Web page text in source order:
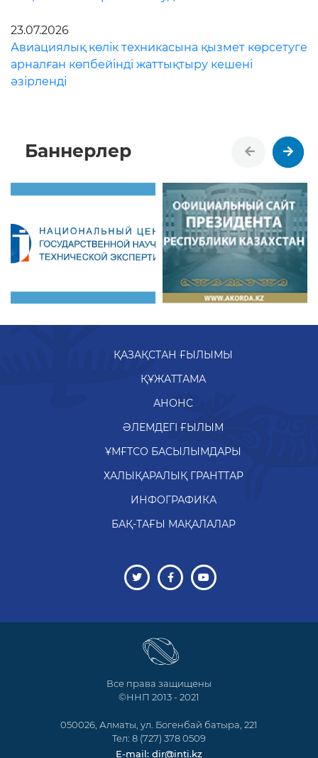
23.07.2026
Авиациялық көлік техникасына қызмет көрсетуге
арналған көпбейінді жаттықтыру кешені
әзірленді
Баннерлер
ҚАЗАҚСТАН ҒЫЛЫМЫ
ҚҰЖАТТАМА
АНОНС
ӘЛЕМДЕГІ ҒЫЛЫМ
ҰМҒТСО БАСЫЛЫМДАРЫ
ХАЛЫҚАРАЛЫҚ ГРАНТТАР
ИНФОГРАФИКА
БАҚ-ТАҒЫ МАҚАЛАЛАР
Все права защищены
©ННП 2013 - 2021
050026, Алматы, ул. Богенбай батыра, 221
Тел: 8 (727) 378 0509
E-mail: dir@inti.kz